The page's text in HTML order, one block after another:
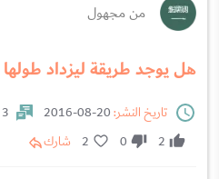
من مجهول
هل يوجد طريقة ليزداد طولها
تاريخ النشر:
3 إجابات
2
0
2 شارك